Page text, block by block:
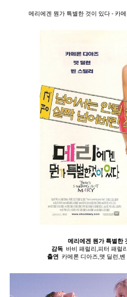
메리에겐 뭔가 특별한 것이 있다 - 카
메리에겐 뭔가 특별한
감독바비 패럴리,피터 패럴
출연 카메론 디아즈,맷 딜런,